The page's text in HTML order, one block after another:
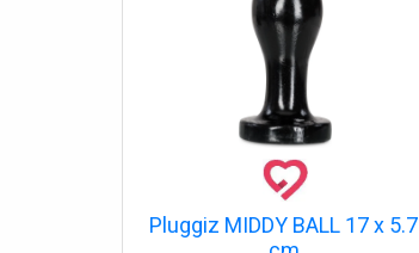
Pluggiz MIDDY BALL 17 x 5.7